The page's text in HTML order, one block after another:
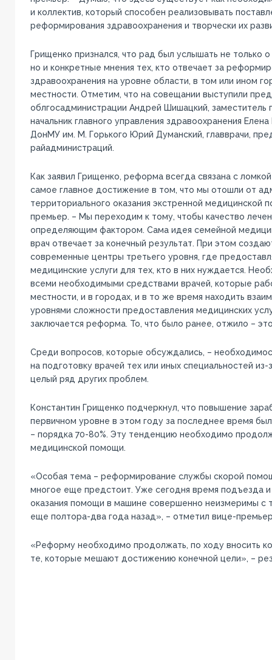
и коллектив, который способен реализовывать
реформирования здравоохранения и творчески их
Грищенко признался, что рад был услышать не только
но и конкретные мнения тех, кто отвечает за
здравоохранения на уровне области, в том или ином
местности. Отметим, что на совещании выступили
облгосадминистрации Андрей Шишацкий, заместитель
начальник главного управления здравоохранения
ДонМУ им. М. Горького Юрий Думанский, главврачи,
райадминистраций.
Как заявил Грищенко, реформа всегда связана с
самое главное достижение в том, что мы отошли от
территориального оказания экстренной медицинской
премьер. – Мы переходим к тому, чтобы качество
определяющим фактором. Сама идея семейной
врач отвечает за конечный результат. При этом
современные центры третьего уровня, где
медицинские услуги для тех, кто в них нуждается.
всеми необходимыми средствами врачей, которые
местности, и в городах, и в то же время находить
уровнями сложности предоставления медицинских
заключается реформа. То, что было ранее, отжило –
Среди вопросов, которые обсуждались, –
на подготовку врачей тех или иных специальностей
целый ряд других проблем.
Константин Грищенко подчеркнул, что повышение
первичном уровне в этом году за последнее время
– порядка 70-80%. Эту тенденцию необходимо
медицинской помощи.
«Особая тема – реформирование службы скорой
многое еще предстоит. Уже сегодня время подъезда
оказания помощи в машине совершенно неизмеримы с
еще полтора-два года назад», – отметил вице-
«Реформу необходимо продолжать, по ходу вносить
те, которые мешают достижению конечной цели», –